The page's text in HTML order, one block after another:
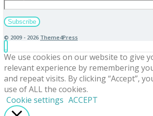
© 2009 - 2026 Theme4Press
We use cookies on our website to give
relevant experience by remembering
and repeat visits. By clicking “Accept”,
use of ALL the cookies.
Cookie settings ACCEPT